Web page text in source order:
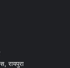
रायपुरा